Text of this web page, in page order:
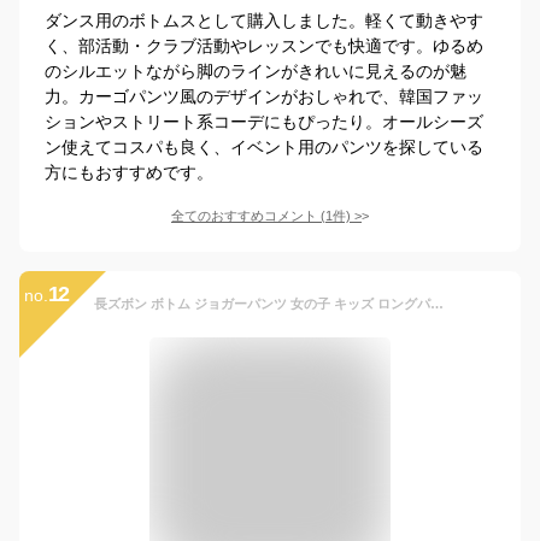
ダンス用のボトムスとして購入しました。軽くて動きやす
く、部活動・クラブ活動やレッスンでも快適です。ゆるめ
のシルエットながら脚のラインがきれいに見えるのが魅
力。カーゴパンツ風のデザインがおしゃれで、韓国ファッ
ションやストリート系コーデにもぴったり。オールシーズ
ン使えてコスパも良く、イベント用のパンツを探している
方にもおすすめです。
全てのおすすめコメント (1件) >
no. 12 長ズボン ボトム ジョガーパンツ 女の子 キッズ ロングパンツ カーゴパンツ ストリート ダンス発表会 子供服 ヒップホップ ダンス オールシーズン 動きやすい ワイドパンツ ダンスウェア カーゴパンツ 韓国 ゆったり 大きいサイズ サイドポケット